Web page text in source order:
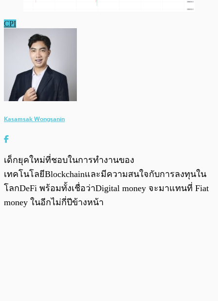
CPI
Kasamsak Wongsanin
เด็กยุคใหม่ที่ชอบในการทำงานของ
เทคโนโลยีBlockchainและมีความสนใจกับการลงทุนใน
โลกDeFi พร้อมทั้งเชื่อว่าDigital money จะมาแทนที่ Fiat
money ในอีกไม่กี่ปีข้างหน้า